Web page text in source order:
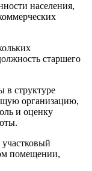
населения,
старшего
в структуре
организацию,
и оценку
помещении,